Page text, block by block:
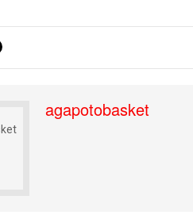
agapotobasket